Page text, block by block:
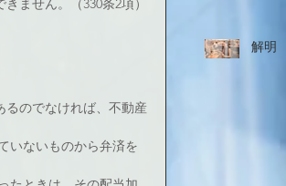
ません。（330条2項）
るのでなければ、不動産
いないものから弁済を
解明